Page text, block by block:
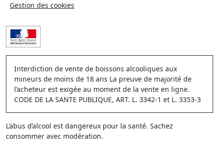
Gestion des cookies
Interdiction de vente de boissons alcooliques aux
mineurs de moins de 18 ans La preuve de majorité de
l’acheteur est exigée au moment de la vente en ligne.
CODE DE LA SANTE PUBLIQUE, ART. L. 3342-1 et L. 3353-3
L’abus d’alcool est dangereux pour la santé. Sachez
consommer avec modération.